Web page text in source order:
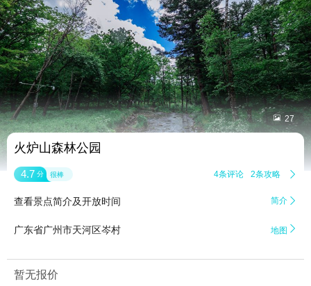
 27
火炉山森林公园
4.7 分 很棒 4条评论 2条攻略 
查看景点简介及开放时间 简介 
广东省广州市天河区岑村 地图 
暂无报价
